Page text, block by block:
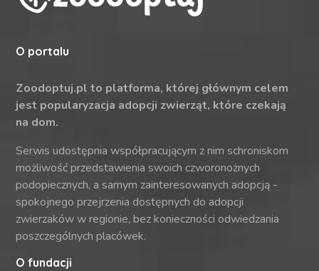
O portalu
Zoodoptuj.pl to platforma, której głównym celem
jest popularyzacja adopcji zwierząt, które czekają
na dom.
Serwis udostępnia współpracującym z nim schroniskom
możliwość przedstawienia swoich czworonożnych
podopiecznych, a samym zainteresowanych adopcją -
spokojnego przejrzenia dostępnych do adopcji
zwierzaków w regionie, bez konieczności odwiedzania
poszczególnych placówek.
O fundacji